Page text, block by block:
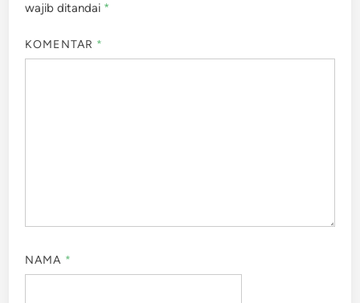
wajib ditandai *
KOMENTAR *
NAMA *